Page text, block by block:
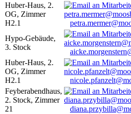
Huber-Haus, 2.
OG, Zimmer
H2.1
Hypo-Gebäude,
3. Stock
Huber-Haus, 2.
OG, Zimmer
H2.1
Feyberabendhaus,
2. Stock, Zimmer
21